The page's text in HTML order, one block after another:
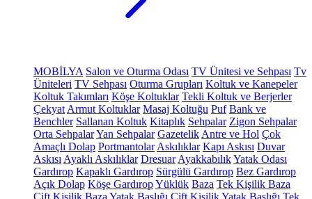
MOBİLYA Salon ve Oturma Odası TV Ünitesi ve Sehpası Tv
Üniteleri TV Sehpası Oturma Grupları Koltuk ve Kanepeler
Koltuk Takımları Köşe Koltuklar Tekli Koltuk ve Berjerler
Çekyat Armut Koltuklar Masaj Koltuğu Puf Bank ve
Benchler Sallanan Koltuk Kitaplık Sehpalar Zigon Sehpalar
Orta SehpalarYan Sehpalar Gazetelik Antre ve Hol Çok
Amaçlı Dolap Portmantolar Askılıklar Kapı Askısı Duvar
Askısı Ayaklı Askılıklar Dresuar AyakkabılıkYatak Odası
Gardırop Kapaklı Gardırop Sürgülü Gardırop Bez Gardırop
Açık Dolap Köşe GardıropYüklük Baza Tek Kişilik Baza
Çift Kişilik Baza Yatak Başlığı Çift Kişilik Yatak Başlığı Tek